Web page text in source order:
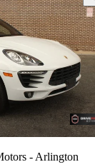
- Arlington